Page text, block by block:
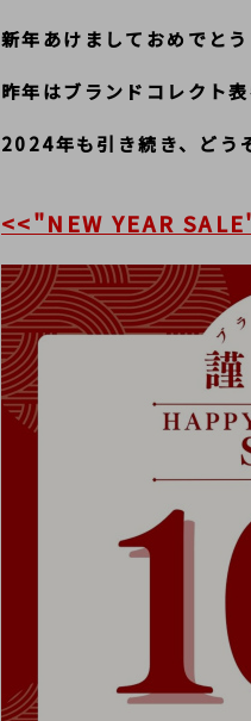
新年あけましておめでと
昨年はブランドコレクト
﻿2024年も引き続き、どう
<<"NEW YEAR